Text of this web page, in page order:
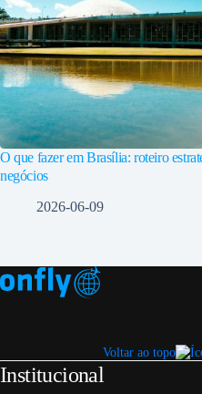
O que fazer em Brasília: roteiro
negócios
2026-06-09
Voltar ao topo
Institucional